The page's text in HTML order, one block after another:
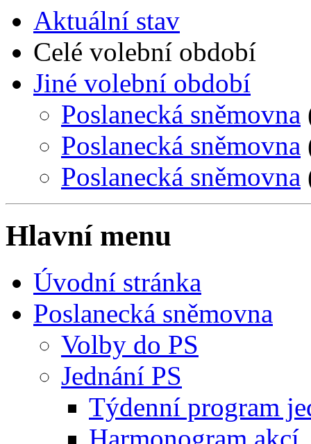
Aktuální stav
Celé volební období
Jiné volební období
Poslanecká sněmovna
Poslanecká sněmovna
Poslanecká sněmovna
Hlavní menu
Úvodní stránka
Poslanecká sněmovna
Volby do PS
Jednání PS
Týdenní program
Harmonogram akcí